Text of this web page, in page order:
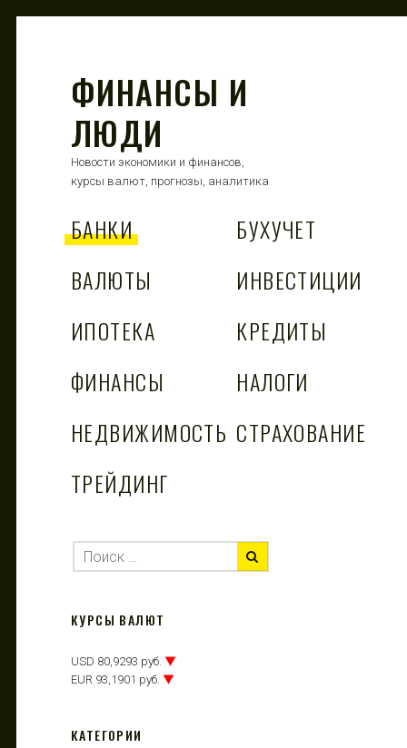
ФИНАНСЫ И
ЛЮДИ
Новости экономики и финансов,
курсы валют, прогнозы, аналитика
БАНКИ
БУХУЧЕТ
ВАЛЮТЫ
ИНВЕСТИЦИИ
ИПОТЕКА
КРЕДИТЫ
ФИНАНСЫ
НАЛОГИ
НЕДВИЖИМОСТЬ СТРАХОВАНИЕ
ТРЕЙДИНГ
КУРСЫ ВАЛЮТ
USD 80,9293 руб. ▼
EUR 93,1901 руб. ▼
КАТЕГОРИИ